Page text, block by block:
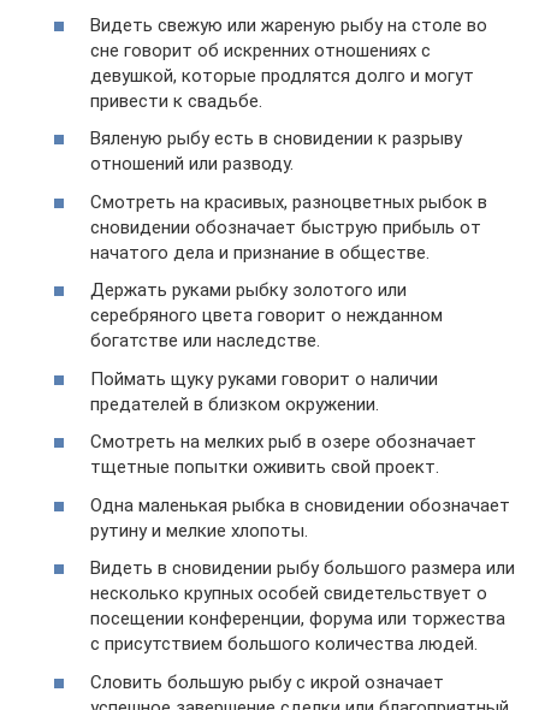
Видеть свежую или жареную рыбу на столе во
сне говорит об искренних отношениях с
девушкой, которые продлятся долго и могут
привести к свадьбе.
Вяленую рыбу есть в сновидении к разрыву
отношений или разводу.
Смотреть на красивых, разноцветных рыбок в
сновидении обозначает быструю прибыль от
начатого дела и признание в обществе.
Держать руками рыбку золотого или
серебряного цвета говорит о нежданном
богатстве или наследстве.
Поймать щуку руками говорит о наличии
предателей в близком окружении.
Смотреть на мелких рыб в озере обозначает
тщетные попытки оживить свой проект.
Одна маленькая рыбка в сновидении обозначает
рутину и мелкие хлопоты.
Видеть в сновидении рыбу большого размера или
несколько крупных особей свидетельствует о
посещении конференции, форума или торжества
с присутствием большого количества людей.
Словить большую рыбу с икрой означает